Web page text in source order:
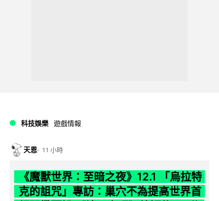
科技娛樂 遊戲情報
天恩 11 小時
《魔獸世界：至暗之夜》12.1 「烏拉特
克的詛咒」專訪：巢穴不為提高世界首